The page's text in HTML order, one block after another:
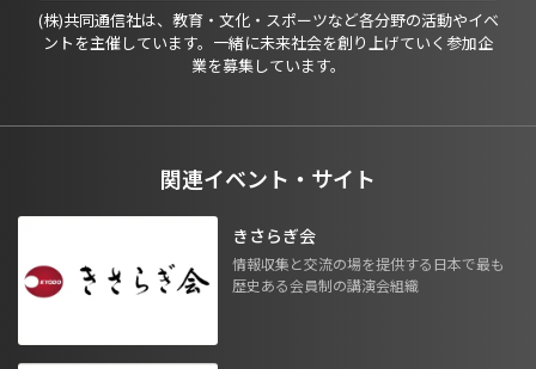
(株)共同通信社は、教育・文化・スポーツなど各分野の活動やイベ
ントを主催しています。一緒に未来社会を創り上げていく参加企
業を募集しています。
関連イベント・サイト
きさらぎ会
情報収集と交流の場を提供する日本で最も
歴史ある会員制の講演会組織